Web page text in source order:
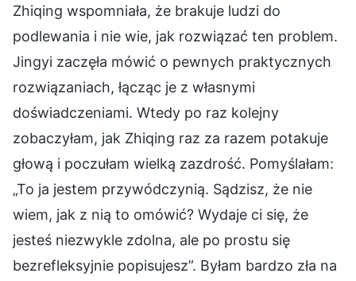
Zhiqing wspomniała, że brakuje ludzi do
podlewania i nie wie, jak rozwiązać ten problem.
Jingyi zaczęła mówić o pewnych praktycznych
rozwiązaniach, łącząc je z własnymi
doświadczeniami. Wtedy po raz kolejny
zobaczyłam, jak Zhiqing raz za razem potakuje
głową i poczułam wielką zazdrość. Pomyślałam:
„To ja jestem przywódczynią. Sądzisz, że nie
wiem, jak z nią to omówić? Wydaje ci się, że
jesteś niezwykle zdolna, ale po prostu się
bezrefleksyjnie popisujesz”. Byłam bardzo zła na